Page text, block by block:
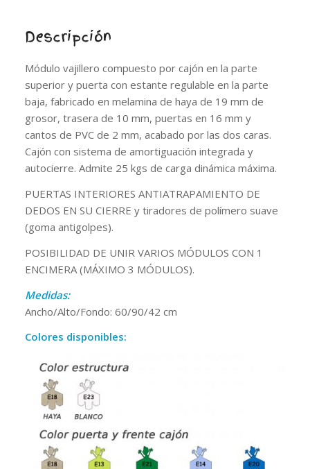
Descripción
Módulo vajillero compuesto por cajón en la parte
superior y puerta con estante regulable en la parte
baja, fabricado en melamina de haya de 19 mm de
grosor, trasera de 10 mm, puertas en 16 mm y
cantos de PVC de 2 mm, acabado por las dos caras.
Cajón con sistema de amortiguación integrada y
autocierre. Admite 25 kgs de carga dinámica máxima.
PUERTAS INTERIORES ANTIATRAPAMIENTO DE
DEDOS EN SU CIERRE y tiradores de polímero suave
(goma antigolpes).
POSIBILIDAD DE UNIR VARIOS MÓDULOS CON 1
ENCIMERA (MÁXIMO 3 MÓDULOS).
Medidas:
Ancho/Alto/Fondo: 60/90/42 cm
Colores disponibles: